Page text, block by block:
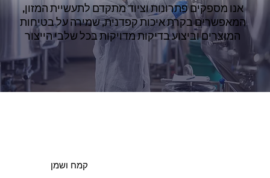
אנו מספקים פתרונות וציוד מתקדם לתעשיית המזון,
המאפשרים בקרת איכות קפדנית, שמירה על בטיחות
המוצרים וביצוע בדיקות מדויקות בכל שלבי הייצור
קמח ושמן